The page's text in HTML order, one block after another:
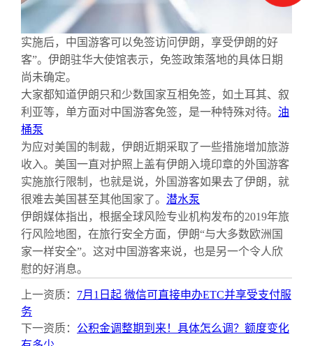
实施后，中国游客可以免签访问伊朗，享受伊朗的好
客”。伊朗驻华大使馆表示，免签政策落地的具体日期
尚未确定。
大家都知道伊朗只和少数国家互相免签，如土耳其、叙
利亚等，单方面对中国游客免签，是一种特殊对待。 油
桶泵
为应对美国的制裁，伊朗近期采取了一些措施增加旅游
收入。美国一直对护照上盖有伊朗入境印章的外国游客
实施旅行限制，也就是说，外国游客如果去了伊朗，就
很难去美国甚至其他国家了。 潜水泵
伊朗媒体指出，根据全球风险专业机构发布的2019年旅
行风险地图，在旅行安全方面，伊朗“与大多数欧洲国
家一样安全”。这对中国游客来说，也是另一个令人欣
慰的好消息。
上一资质： 7月1日起 微信可直接申办ETC并享受支付服
务
下一资质： 公积金调整期到来！具体怎么调？额度变化